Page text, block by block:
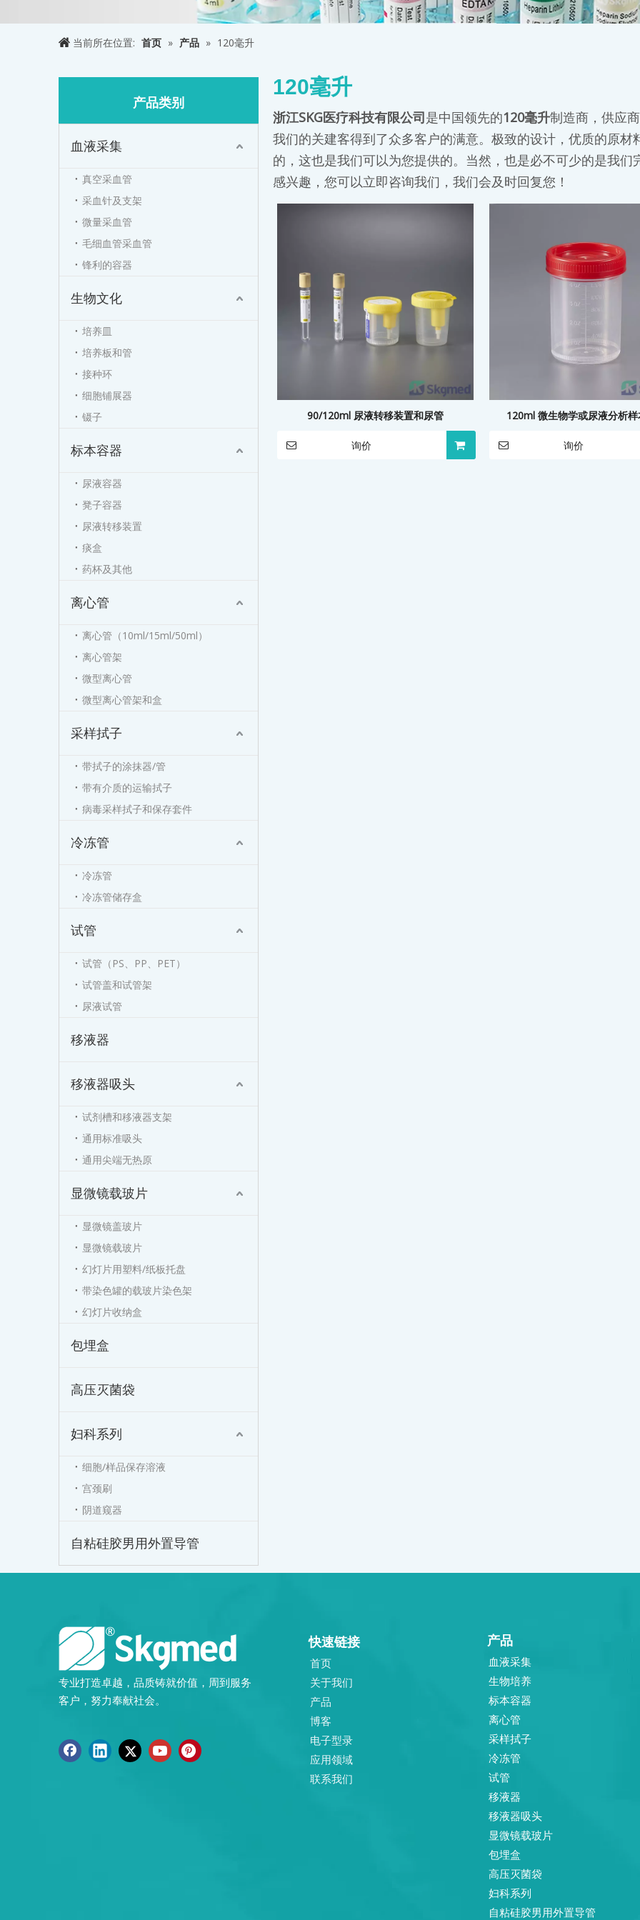
当前所在位置: 首页 » 产品 » 120毫升
产品类别
血液采集
真空采血管
采血针及支架
微量采血管
毛细血管采血管
锋利的容器
生物文化
培养皿
培养板和管
接种环
细胞铺展器
镊子
标本容器
尿液容器
凳子容器
尿液转移装置
痰盒
药杯及其他
离心管
离心管（10ml/15ml/50ml）
离心管架
微型离心管
微型离心管架和盒
采样拭子
带拭子的涂抹器/管
带有介质的运输拭子
病毒采样拭子和保存套件
冷冻管
冷冻管
冷冻管储存盒
试管
试管（PS、PP、PET）
试管盖和试管架
尿液试管
移液器
移液器吸头
试剂槽和移液器支架
通用标准吸头
通用尖端无热原
显微镜载玻片
显微镜盖玻片
显微镜载玻片
幻灯片用塑料/纸板托盘
带染色罐的载玻片染色架
幻灯片收纳盒
包埋盒
高压灭菌袋
妇科系列
细胞/样品保存溶液
宫颈刷
阴道窥器
自粘硅胶男用外置导管
120毫升
浙江SKG医疗科技有限公司是中国领先的120毫升制造商，供应
我们的关建客得到了众多客户的满意。极致的设计，优质的原
的，这也是我们可以为您提供的。当然，也是必不可少的是我
感兴趣，您可以立即咨询我们，我们会及时回复您！
90/120ml 尿液转移装置和尿管
询价
120ml 微生物学或尿液分析
询价
专业打造卓越，品质铸就价值，周到服务
客户，努力奉献社会。
快速链接
首页
关于我们
产品
博客
电子型录
应用领域
联系我们
产品
血液采集
生物培养
标本容器
离心管
采样拭子
冷冻管
试管
移液器
移液器吸头
显微镜载玻片
包埋盒
高压灭菌袋
妇科系列
自粘硅胶男用外置导管